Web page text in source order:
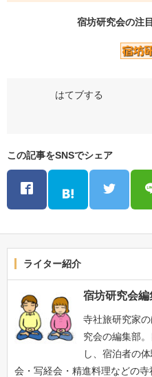
宿坊研究会の注
この記事をSNSでシェア
ライター紹介
宿坊研究会編
寺社旅研究家
究会の編集部
し、宿泊者の
会・写経会・精進料理などの寺